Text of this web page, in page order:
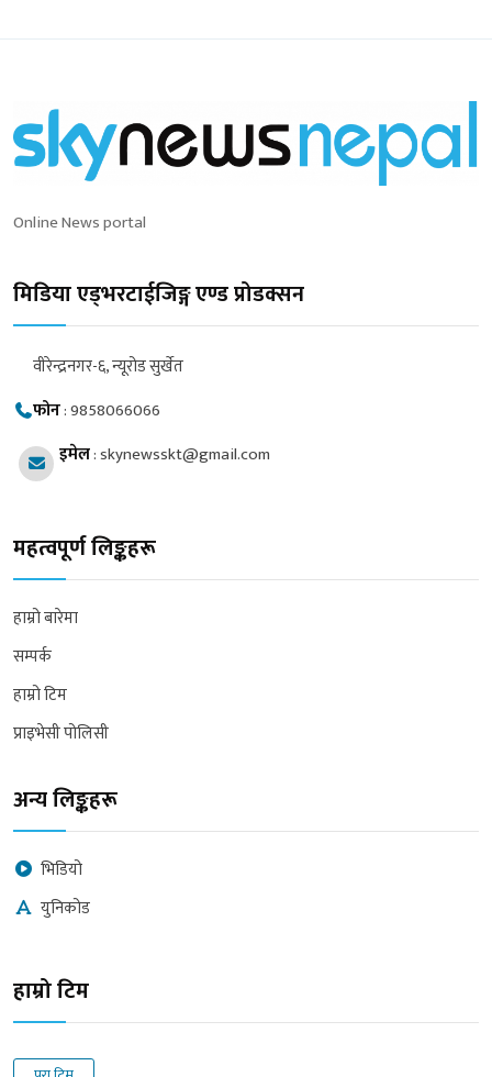
Online News portal
मिडिया एड्भरटाईजिङ्ग एण्ड प्रोडक्सन
वीरेन्द्रनगर-६, न्यूरोड सुर्खेत
फोन:9858066066
इमेल:skynewsskt@gmail.com
महत्वपूर्ण लिङ्कहरू
हाम्रो बारेमा
सम्पर्क
हाम्रो टिम
प्राइभेसी पोलिसी
अन्य लिङ्कहरू
भिडियो
युनिकोड
हाम्रो टिम